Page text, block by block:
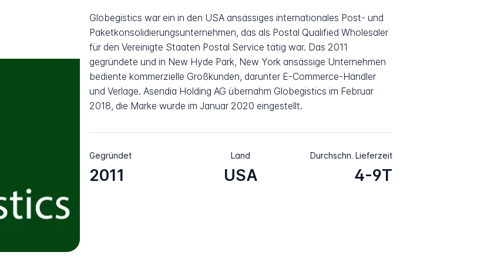
Globegistics war ein in den USA ansässiges internationales Post- und
Paketkonsolidierungsunternehmen, das als Postal Qualified Wholesaler
für den Vereinigte Staaten Postal Service tätig war. Das 2011
gegründete und in New Hyde Park, New York ansässige Unternehmen
bediente kommerzielle Großkunden, darunter E-Commerce-Händler
und Verlage. Asendia Holding AG übernahm Globegistics im Februar
2018, die Marke wurde im Januar 2020 eingestellt.
Gegründet
2011
Land
USA
Durchschn. Lieferzeit
4-9T